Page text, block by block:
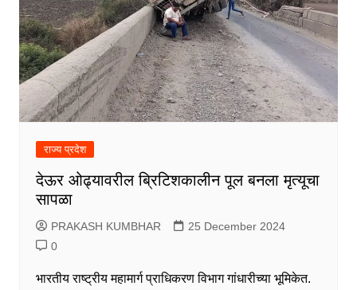
राज्य प्रदेश
देऊर ओढ्यावरील ब्रिटिशकालीन पूल बनला मृत्यूचा
सापळा
PRAKASH KUMBHAR
25 December 2024
0
भारतीय राष्ट्रीय महामार्ग प्राधिकरण विभाग गांधारीच्या भूमिकेत.